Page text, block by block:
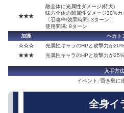
★★★
敵全体に光属性ダメージ(特大)
味方全体の闇属性ダメージ30%カ
〔召喚枠/効果時間: 3ターン〕
使用間隔: 9ターン
加護
ヘカト
☆☆☆
光属性キャラのHPと攻撃力が
★★★
光属性キャラのHPと攻撃力が
入手方法
イベント: 昏き島に
全身イ